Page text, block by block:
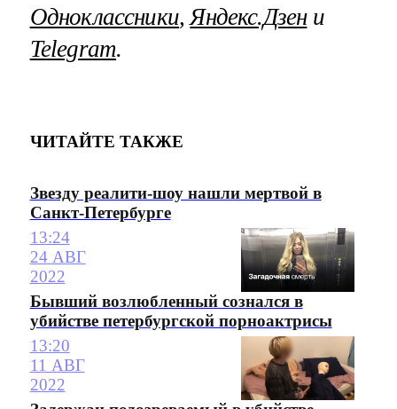
Одноклассники,Яндекс.Дзени
Telegram.
ЧИТАЙТЕ ТАКЖЕ
Звезду реалити-шоу нашли мертвой в
Санкт-Петербурге
13:24
24 АВГ
2022
Бывший возлюбленный сознался в
убийстве петербургской порноактрисы
13:20
11 АВГ
2022